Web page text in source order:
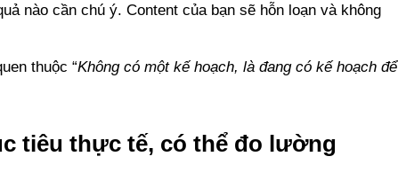
nào cần chú ý. Content của bạn sẽ hỗn loạn và không
thuộc “Không có một kế hoạch, là đang có kế hoạch để
tiêu thực tế, có thể đo lường